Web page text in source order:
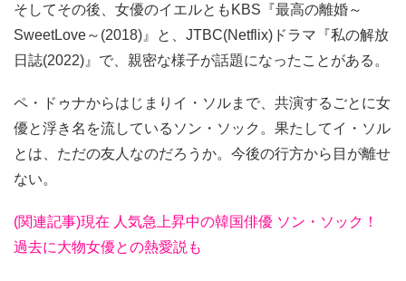
そしてその後、女優のイエルともKBS『最高の離婚～
SweetLove～(2018)』と、JTBC(Netflix)ドラマ『私の解放
日誌(2022)』で、親密な様子が話題になったことがある。
ペ・ドゥナからはじまりイ・ソルまで、共演するごとに女
優と浮き名を流しているソン・ソック。果たしてイ・ソル
とは、ただの友人なのだろうか。今後の行方から目が離せ
ない。
(関連記事)現在 人気急上昇中の韓国俳優 ソン・ソック！
過去に大物女優との熱愛説も